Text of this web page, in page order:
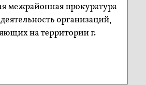
межрайонная прокуратура
организаций,
на территории г.